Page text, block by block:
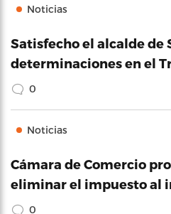
Noticias
Satisfecho el alcalde de
determinaciones en el
0
Noticias
Cámara de Comercio
eliminar el impuesto al
0